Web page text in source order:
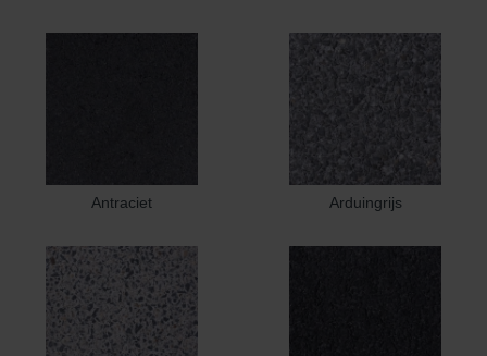
Antraciet Arduingrijs